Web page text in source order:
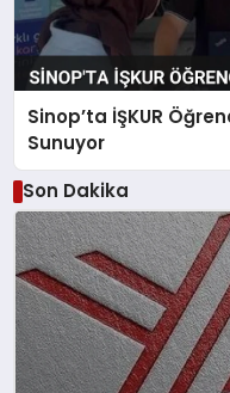
Sinop’ta İŞKUR
Sunuyor
Son Dakika